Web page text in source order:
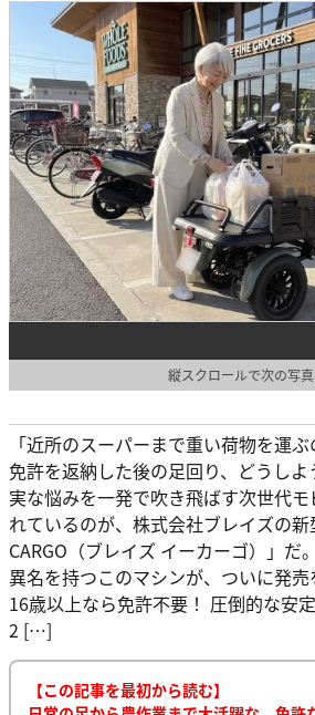
縦スクロールで次の写
「近所のスーパーまで重い荷物を運
免許を返納した後の足回り、どうし
実な悩みを一発で吹き飛ばす次世代
れているのが、株式会社ブレイズの新
CARGO（ブレイズ イーカーゴ）」だ
異名を持つこのマシンが、ついに発
16歳以上なら免許不要！ 圧倒的な安
2 […]
【この記事を最初から読む】